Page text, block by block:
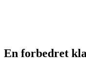
En forbedret